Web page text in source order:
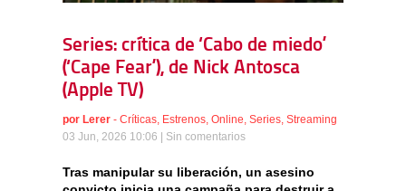
Series: crítica de ‘Cabo de miedo’
(‘Cape Fear’), de Nick Antosca
(Apple TV)
por Lerer - Críticas, Estrenos, Online, Series, Streaming
03 Jun, 2026 10:06 | Sin comentarios
Tras manipular su liberación, un asesino